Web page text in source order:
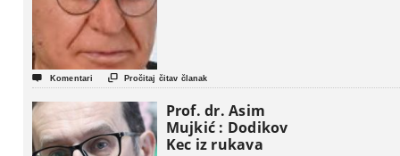
 Komentari  Pročitaj čitav članak
Prof. dr. Asim
Mujkić : Dodikov
Kec iz rukava